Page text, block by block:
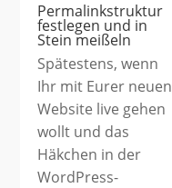
Permalinkstruktur
festlegen und in
Stein meißeln
Spätestens, wenn
Ihr mit Eurer neuen
Website live gehen
wollt und das
Häkchen in der
WordPress-